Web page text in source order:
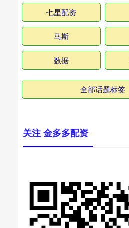
七星配资
马斯
数据
全部话题标签
关注 金多多配资